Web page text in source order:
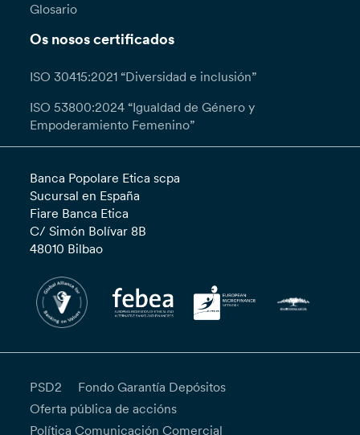
Glosario
Os nosos certificados
ISO 30415:2021 “Diversidad e inclusión”
ISO 53800:2024 “Igualdad de Género y
Empoderamiento Femenino”
Banca Popolare Etica scpa
Sucursal en España
Fiare Banca Etica
C/ Simón Bolívar 8B
48010 Bilbao
PSD2
Fondo Garantía Depósitos
Oferta pública de accións
Política Comunicación Comercial